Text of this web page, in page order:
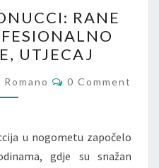
BONUCCI:
RANE
GODINE,
PROFESIONALNO
PUTOVANJE,
RANE
UTJECAJ
Comments
0 Comment
u nogometu započelo
gdje su snažan